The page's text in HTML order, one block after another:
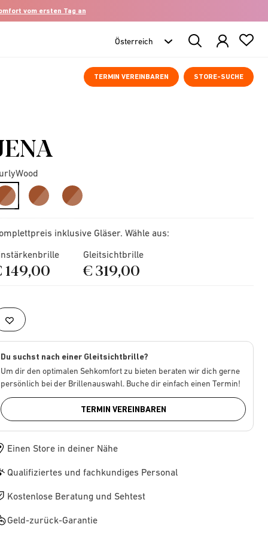
vom ersten Tag an
Search
Products
TERMIN VEREINBAREN STORE-SUCHE
selected
inklusive Gläser. Wähle aus:
149,00
Gleitsichtbrille
€ 319,00
Du suchst nach einer Gleitsichtbrille?
Um dir den optimalen Sehkomfort zu bieten beraten wir dich gerne
persönlich bei der Brillenauswahl. Buche dir einfach einen Termin!
TERMIN VEREINBAREN
Einen Store in deiner Nähe
Qualifiziertes und fachkundiges Personal
Kostenlose Beratung und Sehtest
Geld-zurück-Garantie